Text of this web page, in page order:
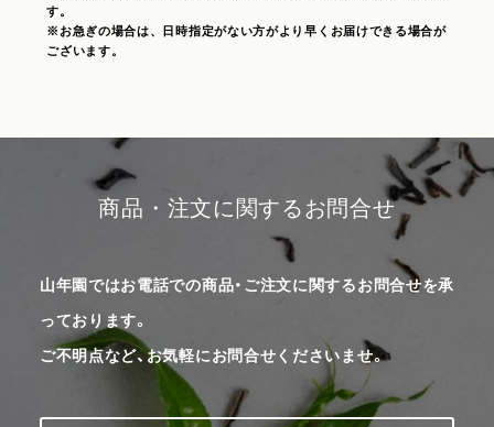
す。
※お急ぎの場合は、日時指定がない方がより早くお届けできる場合が
ございます。
商品・注文に関するお問合せ
山年園ではお電話での商品・ご注文に関するお問合せを承
っております。
ご不明点など、お気軽にお問合せくださいませ。